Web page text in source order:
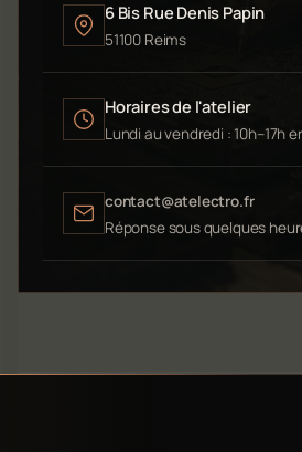
6 Bis Rue Denis Papin
51100 Reims
Horaires de l'atelier
Lundi au vendredi : 10h–17h
contact@atelectro.fr
Réponse sous quelques